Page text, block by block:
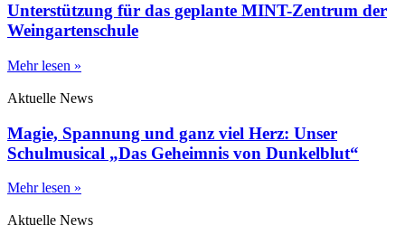
Unterstützung für das geplante MINT-Zentrum der
Weingartenschule
Mehr lesen »
Aktuelle News
Magie, Spannung und ganz viel Herz: Unser
Schulmusical „Das Geheimnis von Dunkelblut“
Mehr lesen »
Aktuelle News